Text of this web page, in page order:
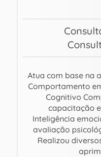
Atua com base na
Comportamento
Cognitivo
capacitação
Inteligência
avaliação
Realizou